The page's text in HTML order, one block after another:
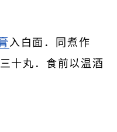
入白面．同煮作
十丸．食前以温酒